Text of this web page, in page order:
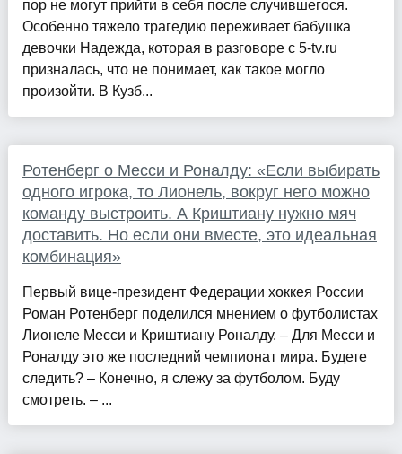
пор не могут прийти в себя после случившегося.
Особенно тяжело трагедию переживает бабушка
девочки Надежда, которая в разговоре с 5-tv.ru
призналась, что не понимает, как такое могло
произойти. В Кузб...
Ротенберг о Месси и Роналду: «Если выбирать
одного игрока, то Лионель, вокруг него можно
команду выстроить. А Криштиану нужно мяч
доставить. Но если они вместе, это идеальная
комбинация»
Первый вице-президент Федерации хоккея России
Роман Ротенберг поделился мнением о футболистах
Лионеле Месси и Криштиану Роналду. – Для Месси и
Роналду это же последний чемпионат мира. Будете
следить? – Конечно, я слежу за футболом. Буду
смотреть. – ...